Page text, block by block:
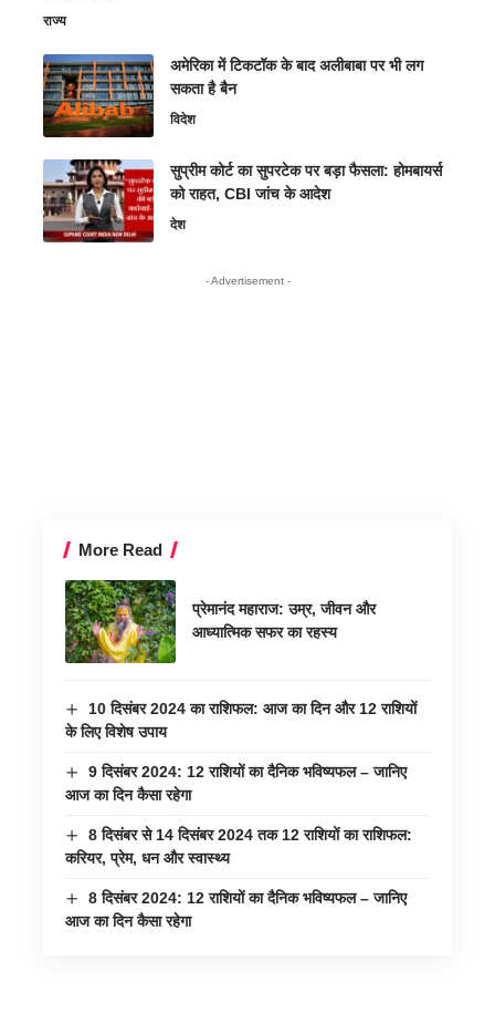
राज्य
अमेरिका में टिकटॉक के बाद अलीबाबा पर भी लग
सकता है बैन
विदेश
सुप्रीम कोर्ट का सुपरटेक पर बड़ा फैसला: होमबायर्स
को राहत, CBI जांच के आदेश
देश
- Advertisement -
More Read
प्रेमानंद महाराज: उम्र, जीवन और
आध्यात्मिक सफर का रहस्य
10 दिसंबर 2024 का राशिफल: आज का दिन और 12 राशियों
के लिए विशेष उपाय
9 दिसंबर 2024: 12 राशियों का दैनिक भविष्यफल – जानिए
आज का दिन कैसा रहेगा
8 दिसंबर से 14 दिसंबर 2024 तक 12 राशियों का राशिफल:
करियर, प्रेम, धन और स्वास्थ्य
8 दिसंबर 2024: 12 राशियों का दैनिक भविष्यफल – जानिए
आज का दिन कैसा रहेगा